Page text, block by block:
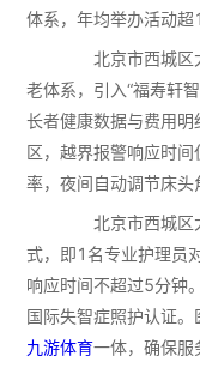
体系，年均举办活动超
北京市西城区
老体系，引入“福寿轩
长者健康数据与费用
区，越界报警响应时
率，夜间自动调节床头
北京市西城区大
式，即1名专业护理员
响应时间不超过5分钟
国际失智症照护认证
九游体育一体，确保服